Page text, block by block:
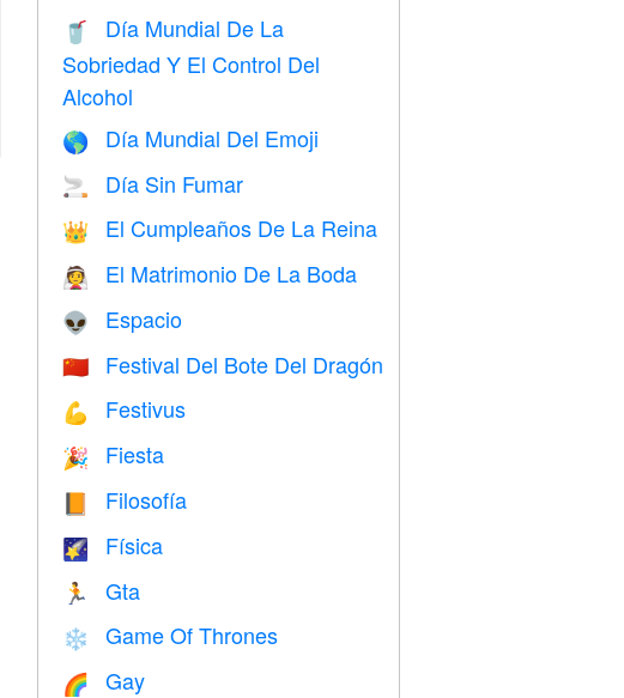
🥤
Día Mundial De La
Sobriedad Y El Control Del
Alcohol
🌎 Día Mundial Del Emoji
🚬 Día Sin Fumar
👑 El Cumpleaños De La Reina
👰 El Matrimonio De La Boda
👽 Espacio
🇨🇳 Festival Del Bote Del Dragón
💪 Festivus
🎉 Fiesta
📙 Filosofía
🌠 Física
🏃 Gta
❄️ Game Of Thrones
🌈 Gay